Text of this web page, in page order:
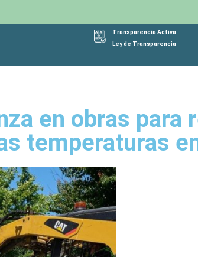
Transparencia Activa
Ley de Transparencia
en obras para
temperaturas